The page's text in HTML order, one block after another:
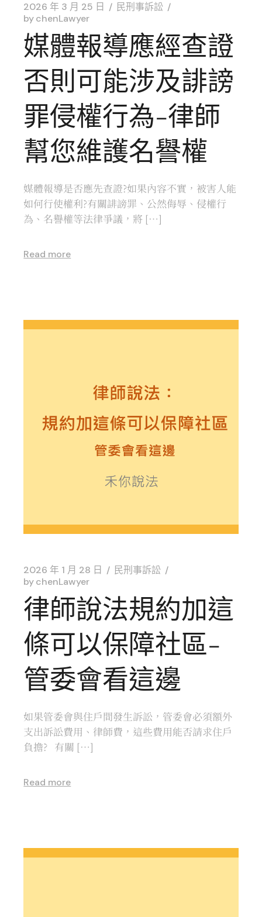
2026 年 3 月 25 日
民刑事訴訟
bychenLawyer
媒體報導應經查證
否則可能涉及誹謗
罪侵權行為-律師
幫您維護名譽權
媒體報導是否應先查證?如果內容不實，被害人能
如何行使權利?有關誹謗罪、公然侮辱、侵權行
為、名譽權等法律爭議，將 […]
Read more
2026 年 1 月 28 日
民刑事訴訟
bychenLawyer
律師說法規約加這
條可以保障社區-
管委會看這邊
如果管委會與住戶間發生訴訟，管委會必須額外
支出訴訟費用、律師費，這些費用能否請求住戶
負擔? 有關 […]
Read more